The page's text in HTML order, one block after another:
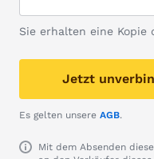
Sie erhalten eine Kopie
Jetzt
Es gelten unsere AGB.
Mit dem Absenden